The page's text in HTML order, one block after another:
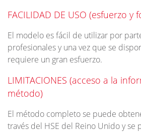
FACILIDAD DE USO (esfuerzo
El modelo es fácil de utilizar por
profesionales y una vez que se
requiere un gran esfuerzo.
LIMITACIONES (acceso a la
método)
El método completo se puede
través del HSE del Reino Unido y se